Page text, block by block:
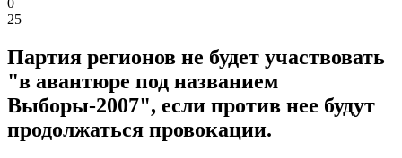
25
Партия регионов не будет участвовать
"в авантюре под названием
Выборы-2007", если против нее будут
продолжаться провокации.